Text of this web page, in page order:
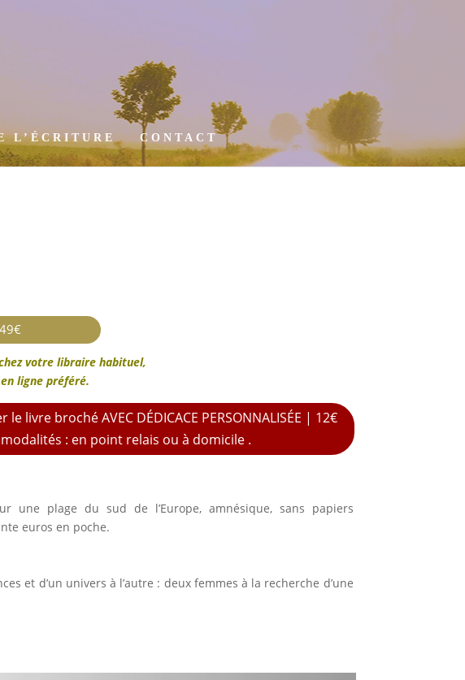
L’ÉCRITURE CONTACT
votre libraire habituel,
ligne préféré.
livre broché AVEC DÉDICACE PERSONNALISÉE | 12€
: en point relais ou à domicile .
une plage du sud de l’Europe, amnésique, sans papiers
euros en poche.
et d’un univers à l’autre : deux femmes à la recherche d’une